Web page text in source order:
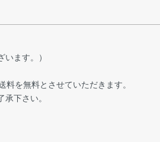
ます。）
を無料とさせていただきます。
下さい。